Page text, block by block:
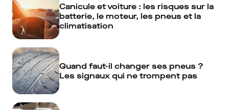
Canicule et voiture : les risques sur la
batterie, le moteur, les pneus et la
climatisation
Quand faut-il changer ses pneus ?
Les signaux qui ne trompent pas